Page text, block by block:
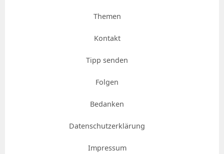
Themen
Kontakt
Tipp senden
Folgen
Bedanken
Datenschutzerklärung
Impressum